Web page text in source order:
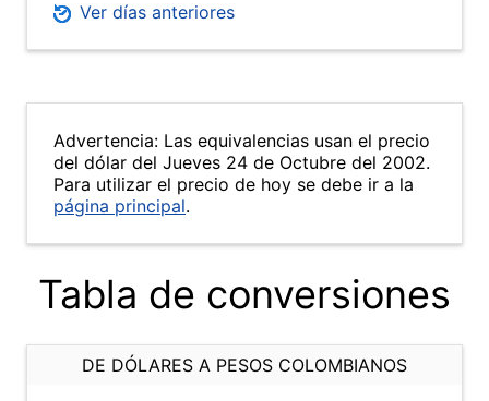
Ver días anteriores
Advertencia: Las equivalencias usan el precio
del dólar del Jueves 24 de Octubre del 2002.
Para utilizar el precio de hoy se debe ir a la
página principal.
Tabla de conversiones
DE DÓLARES A PESOS COLOMBIANOS